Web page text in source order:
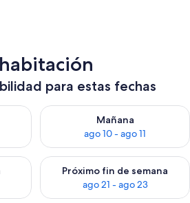
para estas fechas
para hoy ago 9 - ago 10
Mañana
ago 10 - ago 11
Consulta la disponibilidad
para este fin de semana ago 14 -
Próximo fin de semana
ago 21 - ago 23
Consulta la disponibilidad